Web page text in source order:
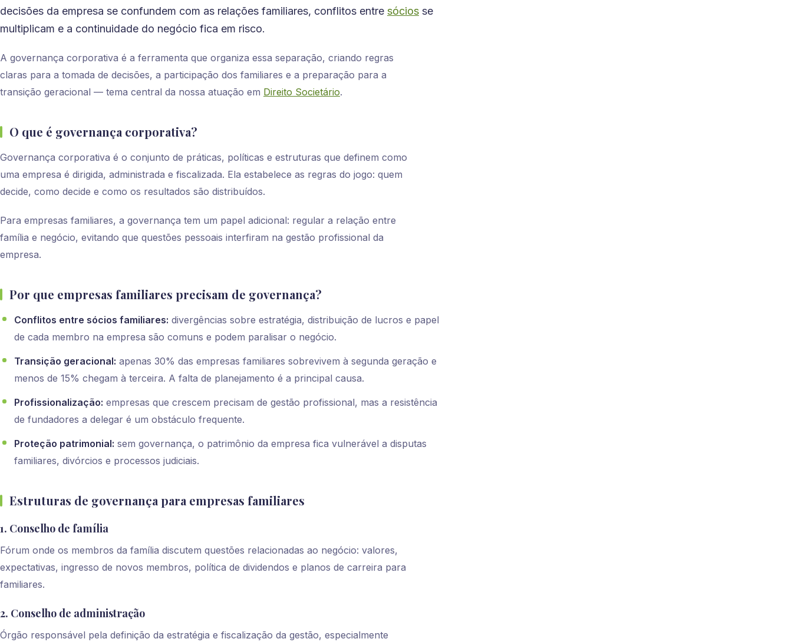
decisões da empresa se confundem com as relações familiares, conflitos entre sócios se
multiplicam e a continuidade do negócio fica em risco.
A governança corporativa é a ferramenta que organiza essa separação, criando regras
claras para a tomada de decisões, a participação dos familiares e a preparação para a
transição geracional — tema central da nossa atuação em Direito Societário.
O que é governança corporativa?
Governança corporativa é o conjunto de práticas, políticas e estruturas que definem como
uma empresa é dirigida, administrada e fiscalizada. Ela estabelece as regras do jogo: quem
decide, como decide e como os resultados são distribuídos.
Para empresas familiares, a governança tem um papel adicional: regular a relação entre
família e negócio, evitando que questões pessoais interfiram na gestão profissional da
empresa.
Por que empresas familiares precisam de governança?
Conflitos entre sócios familiares: divergências sobre estratégia, distribuição de lucros e papel
de cada membro na empresa são comuns e podem paralisar o negócio.
Transição geracional: apenas 30% das empresas familiares sobrevivem à segunda geração e
menos de 15% chegam à terceira. A falta de planejamento é a principal causa.
Profissionalização: empresas que crescem precisam de gestão profissional, mas a resistência
de fundadores a delegar é um obstáculo frequente.
Proteção patrimonial: sem governança, o patrimônio da empresa fica vulnerável a disputas
familiares, divórcios e processos judiciais.
Estruturas de governança para empresas familiares
1. Conselho de família
Fórum onde os membros da família discutem questões relacionadas ao negócio: valores,
expectativas, ingresso de novos membros, política de dividendos e planos de carreira para
familiares.
2. Conselho de administração
Órgão responsável pela definição da estratégia e fiscalização da gestão, especialmente